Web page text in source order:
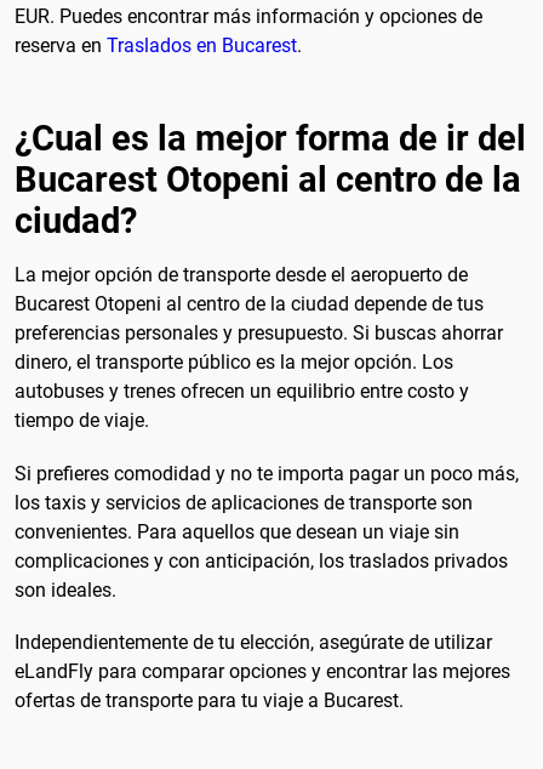
EUR. Puedes encontrar más información y opciones de
reserva en Traslados en Bucarest.
¿Cual es la mejor forma de ir del
Bucarest Otopeni al centro de la
ciudad?
La mejor opción de transporte desde el aeropuerto de
Bucarest Otopeni al centro de la ciudad depende de tus
preferencias personales y presupuesto. Si buscas ahorrar
dinero, el transporte público es la mejor opción. Los
autobuses y trenes ofrecen un equilibrio entre costo y
tiempo de viaje.
Si prefieres comodidad y no te importa pagar un poco más,
los taxis y servicios de aplicaciones de transporte son
convenientes. Para aquellos que desean un viaje sin
complicaciones y con anticipación, los traslados privados
son ideales.
Independientemente de tu elección, asegúrate de utilizar
eLandFly para comparar opciones y encontrar las mejores
ofertas de transporte para tu viaje a Bucarest.